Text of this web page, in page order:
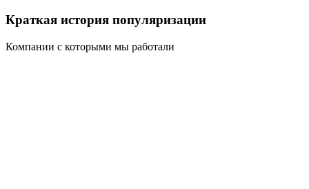
Краткая история популяризации
Компании с которыми мы работали